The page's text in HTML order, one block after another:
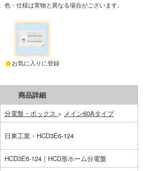
色・仕様は実物と異なる場合がございます。
お気に入りに登録
商品詳細
分電盤・ボックス > メイン60Aタイプ
日東工業・HCD3E6-124
HCD3E6-124｜HCD形ホーム分電盤